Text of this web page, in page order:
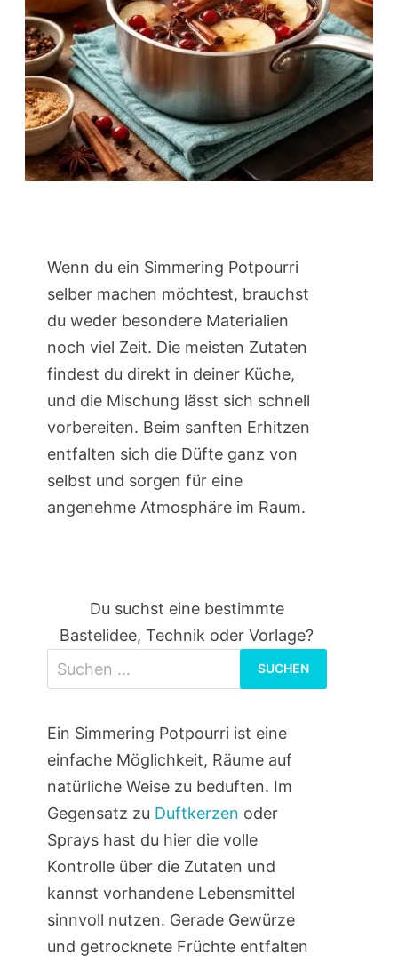
Wenn du ein Simmering Potpourri
selber machen möchtest, brauchst
du weder besondere Materialien
noch viel Zeit. Die meisten Zutaten
findest du direkt in deiner Küche,
und die Mischung lässt sich schnell
vorbereiten. Beim sanften Erhitzen
entfalten sich die Düfte ganz von
selbst und sorgen für eine
angenehme Atmosphäre im Raum.
Du suchst eine bestimmte
Bastelidee, Technik oder Vorlage?
nach:
Ein Simmering Potpourri ist eine
einfache Möglichkeit, Räume auf
natürliche Weise zu beduften. Im
Gegensatz zu Duftkerzen oder
Sprays hast du hier die volle
Kontrolle über die Zutaten und
kannst vorhandene Lebensmittel
sinnvoll nutzen. Gerade Gewürze
und getrocknete Früchte entfalten